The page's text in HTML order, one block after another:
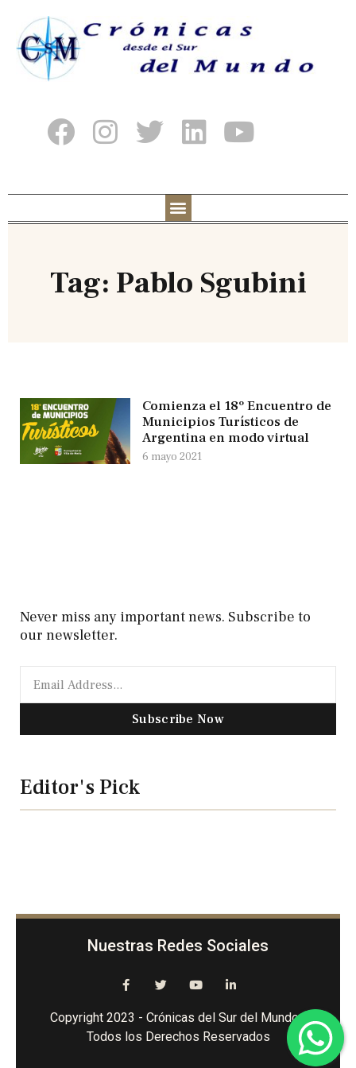
Tag: Pablo Sgubini
Comienza el 18º Encuentro de
Municipios Turísticos de
Argentina en modo virtual
6 mayo 2021
Never miss any important news. Subscribe to
our newsletter.
Subscribe Now
Editor's Pick
Nuestras Redes Sociales
Copyright 2023 - Crónicas del Sur del Mundo -
Todos los Derechos Reservados